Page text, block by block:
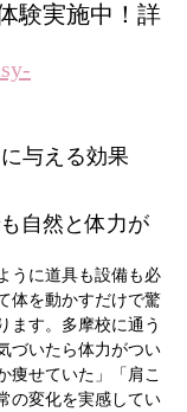
験実施中！詳
与える効果
自然と体力が
うに道具も設備も必
体を動かすだけで驚
ます。多摩校に通う
づいたら体力がつい
痩せていた」「肩こ
の変化を実感してい